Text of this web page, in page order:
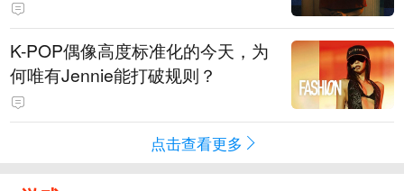
K-POP偶像高度标准化的今天，为
何唯有Jennie能打破规则？
点击查看更多